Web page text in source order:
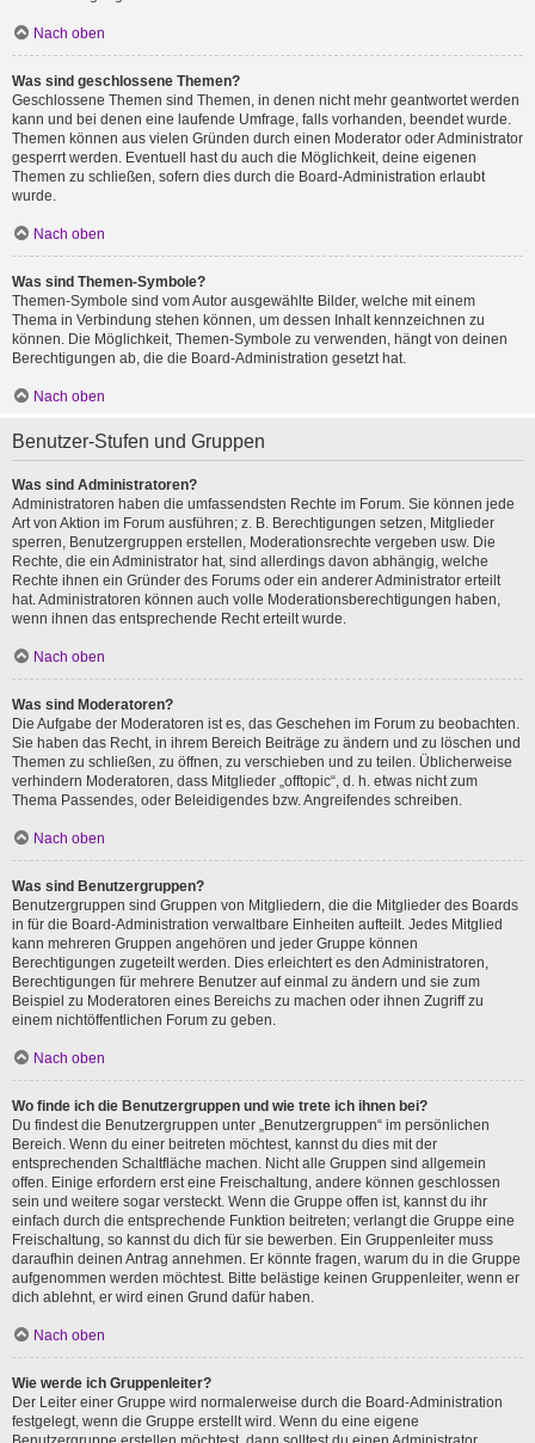
Nach oben
Was sind geschlossene Themen?
Geschlossene Themen sind Themen, in denen nicht mehr geantwortet werden
kann und bei denen eine laufende Umfrage, falls vorhanden, beendet wurde.
Themen können aus vielen Gründen durch einen Moderator oder Administrator
gesperrt werden. Eventuell hast du auch die Möglichkeit, deine eigenen
Themen zu schließen, sofern dies durch die Board-Administration erlaubt
wurde.
Nach oben
Was sind Themen-Symbole?
Themen-Symbole sind vom Autor ausgewählte Bilder, welche mit einem
Thema in Verbindung stehen können, um dessen Inhalt kennzeichnen zu
können. Die Möglichkeit, Themen-Symbole zu verwenden, hängt von deinen
Berechtigungen ab, die die Board-Administration gesetzt hat.
Nach oben
Benutzer-Stufen und Gruppen
Was sind Administratoren?
Administratoren haben die umfassendsten Rechte im Forum. Sie können jede
Art von Aktion im Forum ausführen; z. B. Berechtigungen setzen, Mitglieder
sperren, Benutzergruppen erstellen, Moderationsrechte vergeben usw. Die
Rechte, die ein Administrator hat, sind allerdings davon abhängig, welche
Rechte ihnen ein Gründer des Forums oder ein anderer Administrator erteilt
hat. Administratoren können auch volle Moderationsberechtigungen haben,
wenn ihnen das entsprechende Recht erteilt wurde.
Nach oben
Was sind Moderatoren?
Die Aufgabe der Moderatoren ist es, das Geschehen im Forum zu beobachten.
Sie haben das Recht, in ihrem Bereich Beiträge zu ändern und zu löschen und
Themen zu schließen, zu öffnen, zu verschieben und zu teilen. Üblicherweise
verhindern Moderatoren, dass Mitglieder „offtopic“, d. h. etwas nicht zum
Thema Passendes, oder Beleidigendes bzw. Angreifendes schreiben.
Nach oben
Was sind Benutzergruppen?
Benutzergruppen sind Gruppen von Mitgliedern, die die Mitglieder des Boards
in für die Board-Administration verwaltbare Einheiten aufteilt. Jedes Mitglied
kann mehreren Gruppen angehören und jeder Gruppe können
Berechtigungen zugeteilt werden. Dies erleichtert es den Administratoren,
Berechtigungen für mehrere Benutzer auf einmal zu ändern und sie zum
Beispiel zu Moderatoren eines Bereichs zu machen oder ihnen Zugriff zu
einem nichtöffentlichen Forum zu geben.
Nach oben
Wo finde ich die Benutzergruppen und wie trete ich ihnen bei?
Du findest die Benutzergruppen unter „Benutzergruppen“ im persönlichen
Bereich. Wenn du einer beitreten möchtest, kannst du dies mit der
entsprechenden Schaltfläche machen. Nicht alle Gruppen sind allgemein
offen. Einige erfordern erst eine Freischaltung, andere können geschlossen
sein und weitere sogar versteckt. Wenn die Gruppe offen ist, kannst du ihr
einfach durch die entsprechende Funktion beitreten; verlangt die Gruppe eine
Freischaltung, so kannst du dich für sie bewerben. Ein Gruppenleiter muss
daraufhin deinen Antrag annehmen. Er könnte fragen, warum du in die Gruppe
aufgenommen werden möchtest. Bitte belästige keinen Gruppenleiter, wenn er
dich ablehnt, er wird einen Grund dafür haben.
Nach oben
Wie werde ich Gruppenleiter?
Der Leiter einer Gruppe wird normalerweise durch die Board-Administration
festgelegt, wenn die Gruppe erstellt wird. Wenn du eine eigene